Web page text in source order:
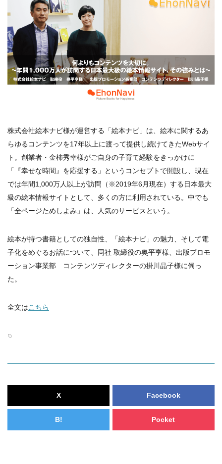
株式会社絵本ナビ様が運営する「絵本ナビ」は、絵本に関するあ
らゆるコンテンツを17年以上に渡って提供し続けてきたWebサイ
ト。創業者・金柿秀幸様がご自身の子育て経験をきっかけに
「『幸せな時間』を応援する」というコンセプトで開設し、現在
では年間1,000万人以上が訪問（※2019年6月現在）する日本最大
級の絵本情報サイトとして、多くの方に利用されている。中でも
「全ページためしよみ」は、人気のサービスという。
絵本が持つ書籍としての独自性、「絵本ナビ」の魅力、そして電
子化をめぐるお話について、同社 取締役の奥平亨様、出版プロモ
ーション事業部 コンテンツディレクターの掛川晶子様に伺っ
た。
全文は こちら
X Facebook
B! Pocket